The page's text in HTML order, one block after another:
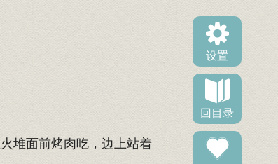
设置
回目录
堆面前烤肉吃，边上站着